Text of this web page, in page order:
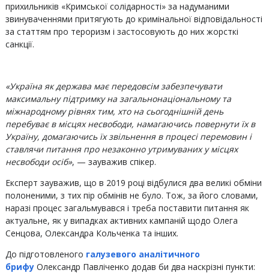
прихильників «Кримської солідарності» за надуманими
звинуваченнями притягують до кримінальної відповідальності
за статтям про тероризм і застосовують до них жорсткі
санкції.
«Україна як держава має передовсім забезпечувати
максимальну підтримку на загальнонаціональному та
міжнародному рівнях тим, хто на сьогоднішній день
перебуває в місцях несвободи, намагаючись повернути їх в
Україну, домагаючись їх звільнення в процесі перемовин і
ставлячи питання про незаконно утримуваних у місцях
несвободи осіб», — зауважив спікер.
Експерт зауважив, що в 2019 році відбулися два великі обміни
полоненими, з тих пір обмінів не було. Тож, за його словами,
наразі процес загальмувався і треба поставити питання як
актуальне, як у випадках активних кампаній щодо Олега
Сенцова, Олександра Кольченка та інших.
До підготовленого галузевого аналітичного
брифуОлександр Павліченко додав би два наскрізні пункти: